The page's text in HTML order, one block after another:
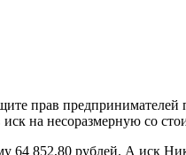
прав
на несоразмерную со
64 852,80 рублей. А иск